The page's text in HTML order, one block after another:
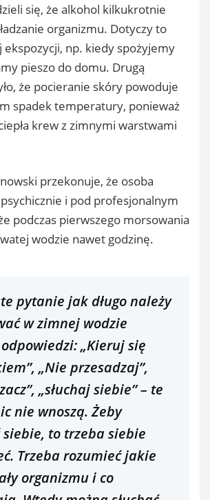
się, że alkohol kilkukrotnie
organizmu. Dotyczy to
ekspozycji, np. kiedy spożyjemy
pieszo do domu. Drugą
że pocieranie skóry powoduje
spadek temperatury, ponieważ
krew z zimnymi warstwami
przekonuje, że osoba
i pod profesjonalnym
podczas pierwszego morsowania
wodzie nawet godzinę.
pytanie jak długo należy
w zimnej wodzie
„Kieruj się
„Nie przesadzaj”,
„słuchaj siebie” – te
nie wnoszą. Żeby
siebie, to trzeba siebie
Trzeba rozumieć jakie
organizmu i co